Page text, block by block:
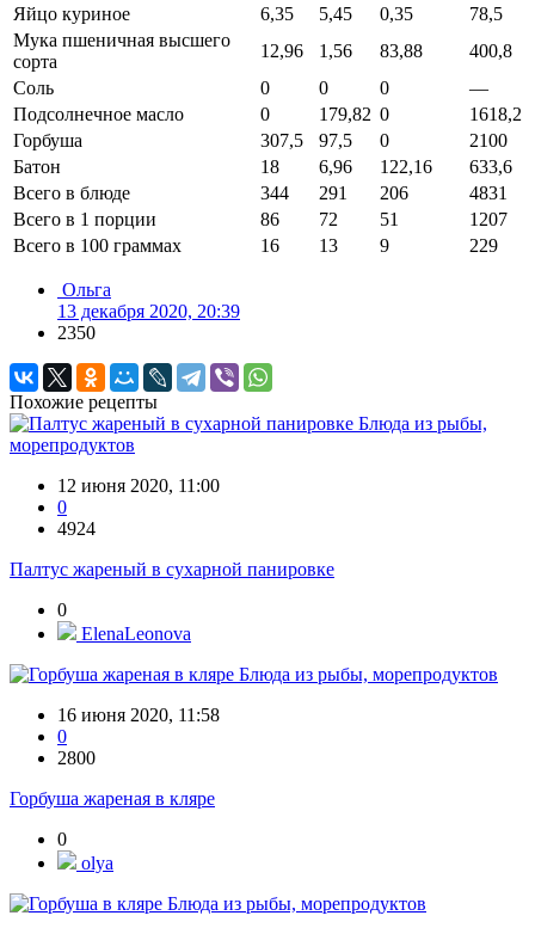
Яйцо куриное
6,35 5,45 0,35
78,5
Мука пшеничная высшего
сорта
12,96 1,56 83,88
400,8
Соль
0 0 0
—
Подсолнечное масло
0 179,82 0
1618,2
Горбуша
307,5 97,5 0
2100
Батон
18 6,96 122,16
633,6
Всего в блюде
344 291 206
4831
Всего в 1 порции
86 72 51
1207
Всего в 100 граммах
16 13 9 229
Ольга
13 декабря 2020, 20:39
2350
Похожие рецепты
Блюда из рыбы,
морепродуктов
12 июня 2020, 11:00
0
4924
Палтус жареный в сухарной панировке
0
ElenaLeonova
Блюда из рыбы, морепродуктов
16 июня 2020, 11:58
0
2800
Горбуша жареная в кляре
0
olya
Блюда из рыбы, морепродуктов